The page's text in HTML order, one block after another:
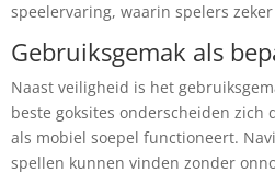
speelervaring, waarin spelers
Gebruiksgemak als
Naast veiligheid is het
beste goksites onderscheiden
als mobiel soepel functioneert.
spellen kunnen vinden zonder